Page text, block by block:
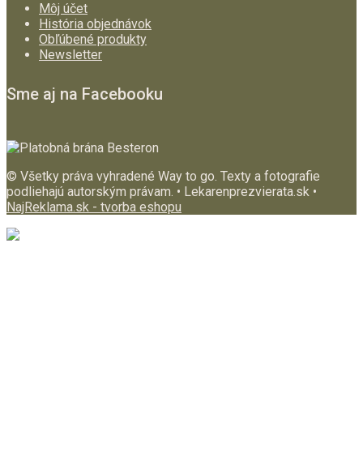
Môj účet
História objednávok
Obľúbené produkty
Newsletter
Sme aj na Facebooku
© Všetky práva vyhradené Way to go. Texty a fotografie
podliehajú autorským právam. • Lekarenprezvierata.sk •
NajReklama.sk - tvorba eshopu